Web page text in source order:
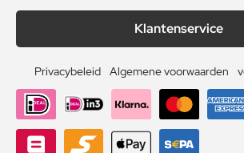
Klantenservice
Privacybeleid Algemene voorwaarden